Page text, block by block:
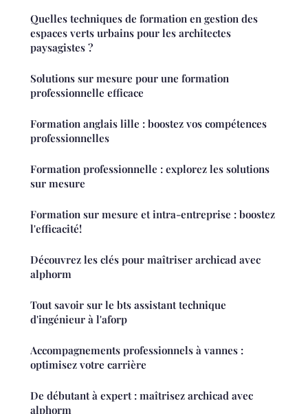
Quelles techniques de formation en gestion des
espaces verts urbains pour les architectes
paysagistes ?
Solutions sur mesure pour une formation
professionnelle efficace
Formation anglais lille : boostez vos compétences
professionnelles
Formation professionnelle : explorez les solutions
sur mesure
Formation sur mesure et intra-entreprise : boostez
l'efficacité!
Découvrez les clés pour maîtriser archicad avec
alphorm
Tout savoir sur le bts assistant technique
d'ingénieur à l'aforp
Accompagnements professionnels à vannes :
optimisez votre carrière
De débutant à expert : maîtrisez archicad avec
alphorm